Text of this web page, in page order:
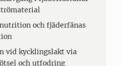
och fjäderfänas
vid kycklingslakt via
och utfodring